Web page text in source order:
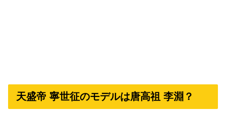
天盛帝 寧世征のモデルは唐高祖 李淵？